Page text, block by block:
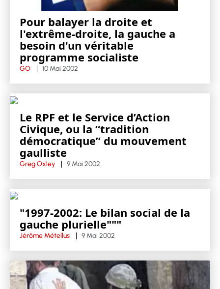
Pour balayer la droite et
l'extrême-droite, la gauche a
besoin d'un véritable
programme socialiste
GO 10 Mai 2002
Le RPF et le Service d’Action
Civique, ou la “tradition
démocratique” du mouvement
gaulliste
Greg Oxley 9 Mai 2002
"1997-2002: Le bilan social de la
gauche plurielle"""
Jérôme Métellus 9 Mai 2002